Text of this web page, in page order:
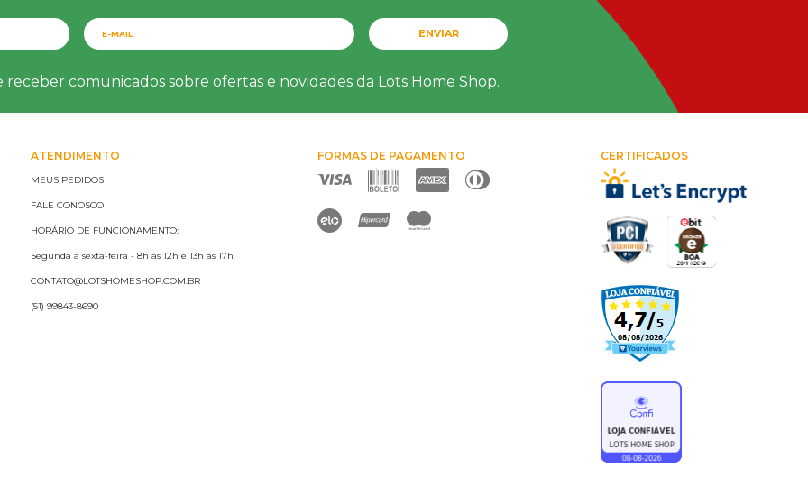
receber comunicados sobre ofertas e novidades da Lots Home Shop.
ENVIAR
ATENDIMENTO
MEUS PEDIDOS
FALE CONOSCO
HORÁRIO DE FUNCIONAMENTO:
Segunda a sexta-feira - 8h às 12h e 13h às 17h
CONTATO@LOTSHOMESHOP.COM.BR
(51) 99843-8690
FORMAS DE PAGAMENTO CERTIFICADOS